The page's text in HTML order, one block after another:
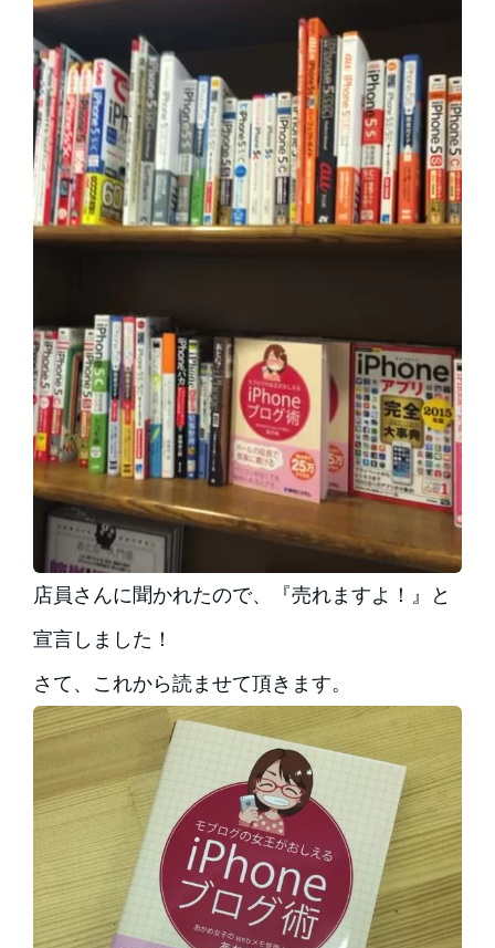
店員さんに聞かれたので、『売れますよ！』と
宣言しました！
さて、これから読ませて頂きます。